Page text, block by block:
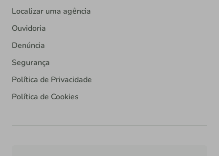
Localizar uma agência
Ouvidoria
Denúncia
Segurança
Política de Privacidade
Política de Cookies